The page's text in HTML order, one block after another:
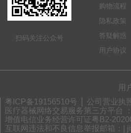
扫码关注公众号
购物流程
隐私政策
答疑解惑
用户协议
用
粤ICP备19156510号
公司营业执
医疗器械网络交易服务第三方平台
增值电信业务经营许可证粤B2-
互联网违法和不良信息举报邮箱：|